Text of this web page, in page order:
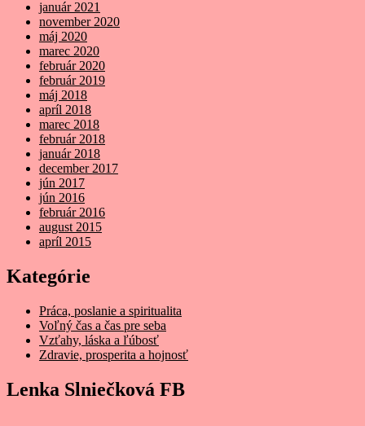
január 2021
november 2020
máj 2020
marec 2020
február 2020
február 2019
máj 2018
apríl 2018
marec 2018
február 2018
január 2018
december 2017
jún 2017
jún 2016
február 2016
august 2015
apríl 2015
Kategórie
Práca, poslanie a spiritualita
Voľný čas a čas pre seba
Vzťahy, láska a ľúbosť
Zdravie, prosperita a hojnosť
Lenka Slniečková FB